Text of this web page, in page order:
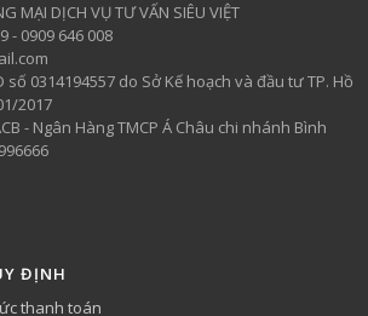
MẠI DỊCH VỤ TƯ VẤN SIÊU VIỆT
- 0909 646 008
0314194557 do Sở Kế hoạch và đầu tư TP. Hồ
2017
- Ngân Hàng TMCP Á Châu chi nhánh Bình
ĐỊNH
thanh toán